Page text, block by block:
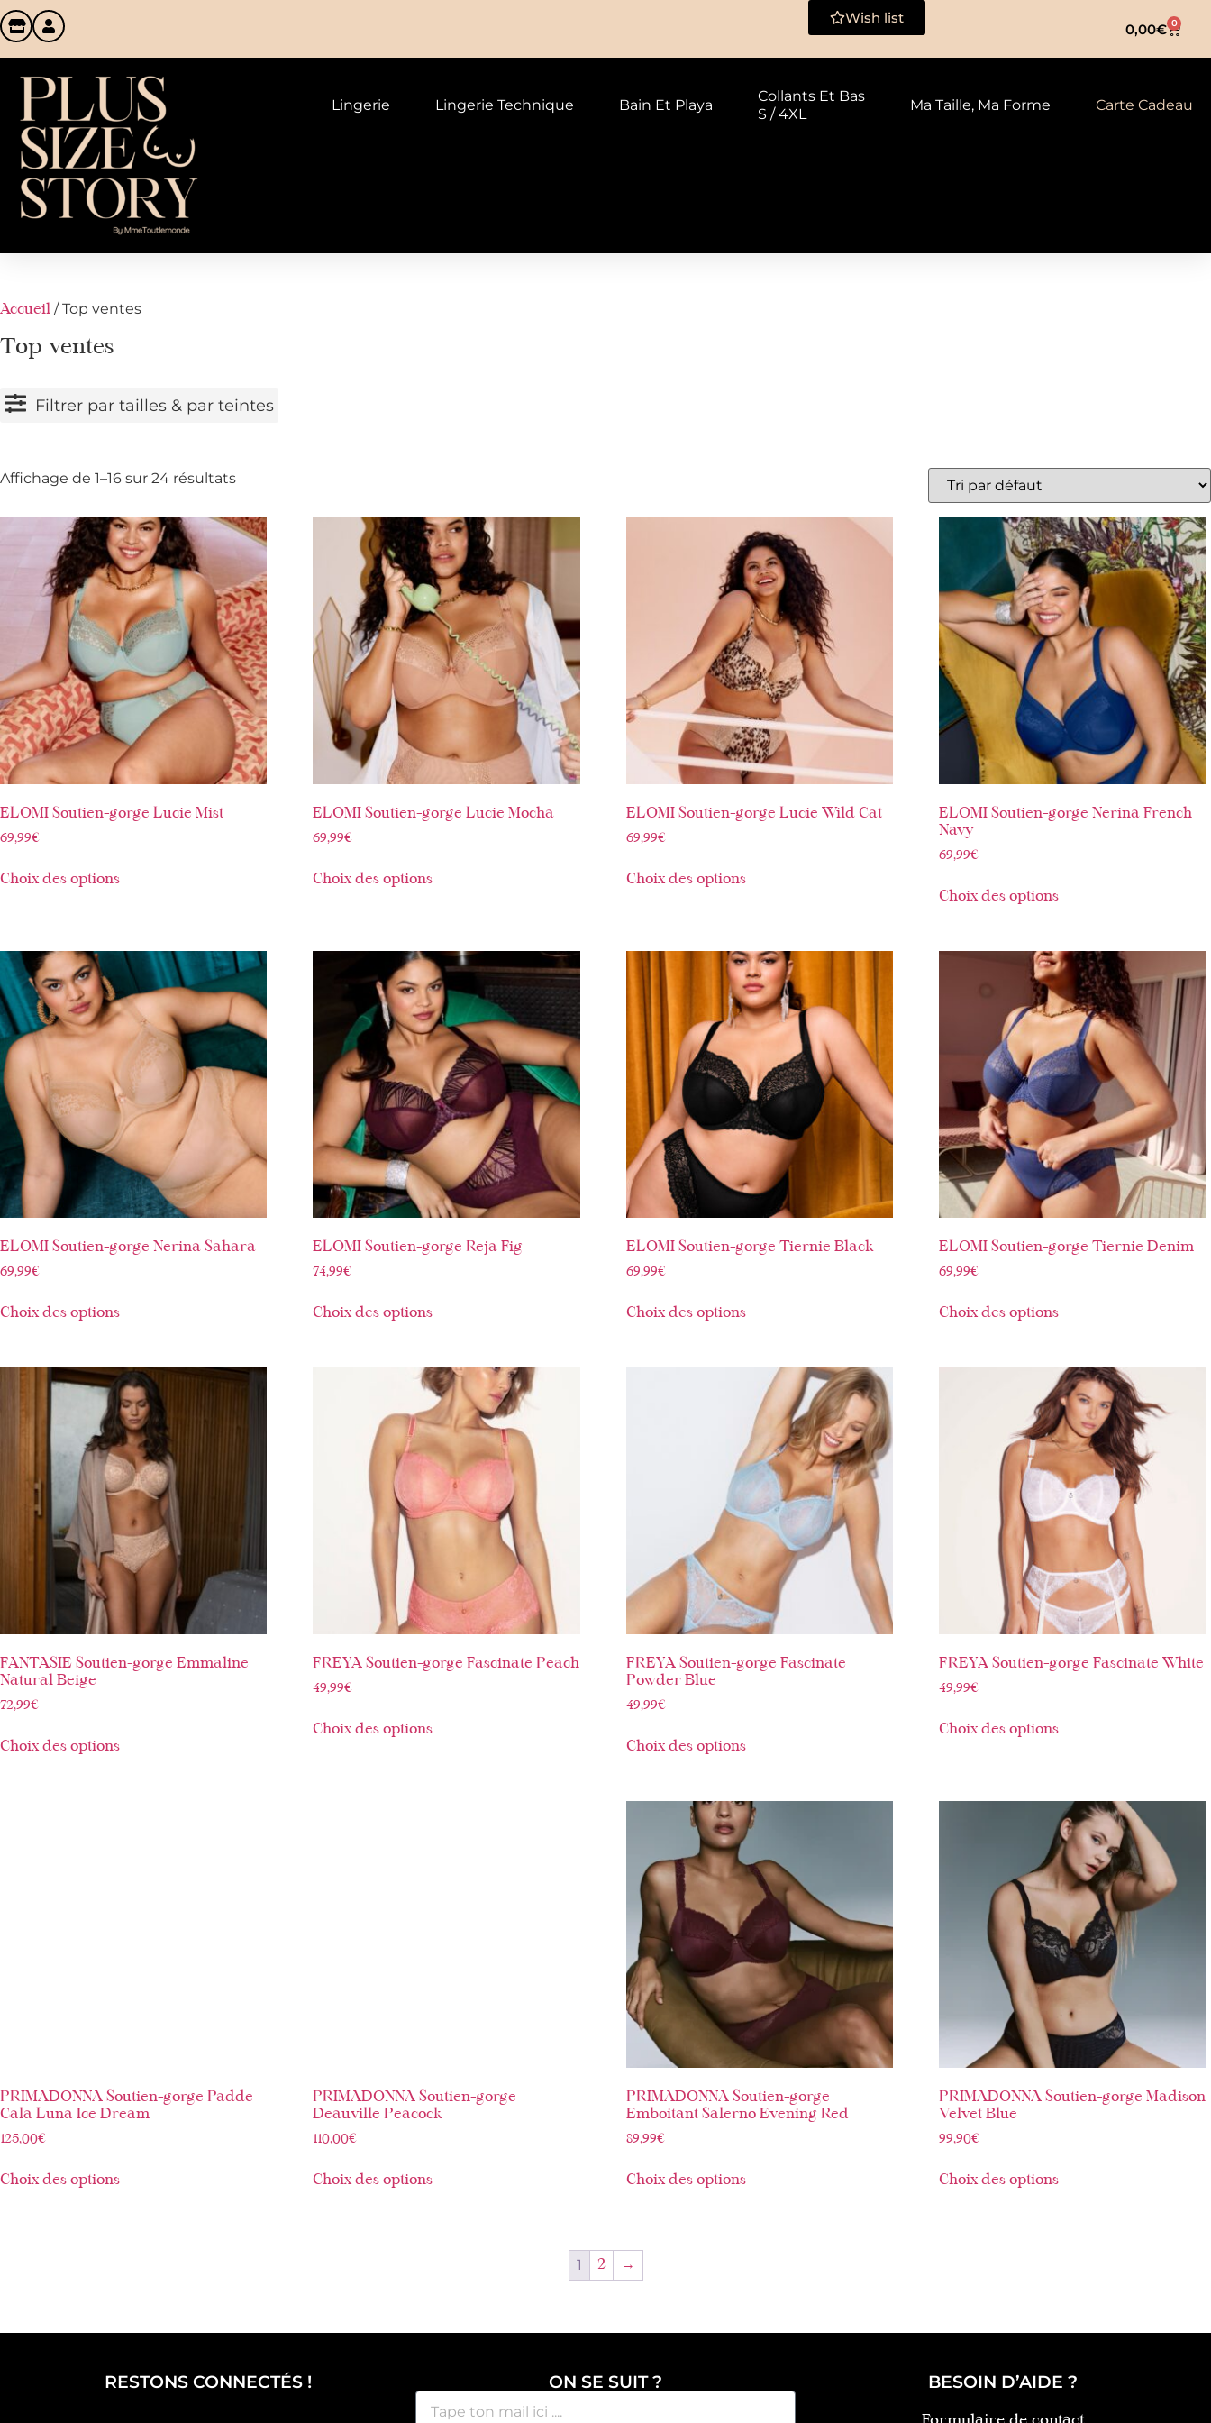
Wish list
0,00€ 0
Lingerie Lingerie Technique Bain Et Playa
Collants Et Bas
S / 4XL
Ma Taille, Ma Forme Carte Cadeau
Accueil / Top ventes
Top ventes
Filtrer par tailles & par teintes
Affichage de 1–16 sur 24 résultats
ELOMI Soutien-gorge Lucie Mist
69,99€
Choix des options
ELOMI Soutien-gorge Lucie Mocha
69,99€
Choix des options
ELOMI Soutien-gorge Lucie Wild Cat
69,99€
Choix des options
ELOMI Soutien-gorge Nerina French
Navy
69,99€
Choix des options
ELOMI Soutien-gorge Nerina Sahara
69,99€
Choix des options
ELOMI Soutien-gorge Reja Fig
74,99€
Choix des options
ELOMI Soutien-gorge Tiernie Black
69,99€
Choix des options
ELOMI Soutien-gorge Tiernie Denim
69,99€
Choix des options
FANTASIE Soutien-gorge Emmaline
Natural Beige
72,99€
Choix des options
FREYA Soutien-gorge Fascinate Peach
49,99€
Choix des options
FREYA Soutien-gorge Fascinate
Powder Blue
49,99€
Choix des options
FREYA Soutien-gorge Fascinate White
49,99€
Choix des options
PRIMADONNA Soutien-gorge Padde
Cala Luna Ice Dream
125,00€
Choix des options
PRIMADONNA Soutien-gorge
Deauville Peacock
110,00€
Choix des options
PRIMADONNA Soutien-gorge
Emboitant Salerno Evening Red
89,99€
Choix des options
PRIMADONNA Soutien-gorge Madison
Velvet Blue
99,90€
Choix des options
1 2 →
RESTONS CONNECTÉS ! ON SE SUIT ? BESOIN D’AIDE ?